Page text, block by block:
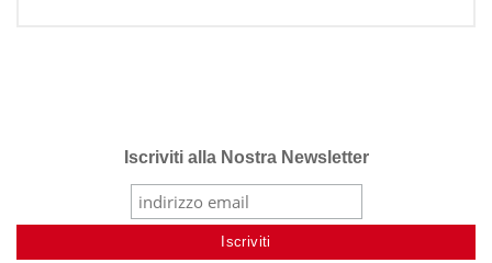
Iscriviti alla Nostra Newsletter